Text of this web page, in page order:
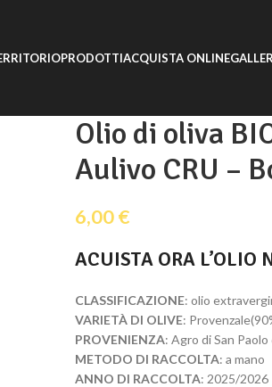
PRODOTTIACQUISTA ONLINE
Olio di oliva
Aulivo CRU –
6,00€
ACUISTA ORA
CLASSIFICAZIONE: olio
VARIETÀ DI OLIVE:
PROVENIENZA: Agro di San
METODO DI RACCOLTA: a mano
ANNO DI RACCOLTA: 2025/2026